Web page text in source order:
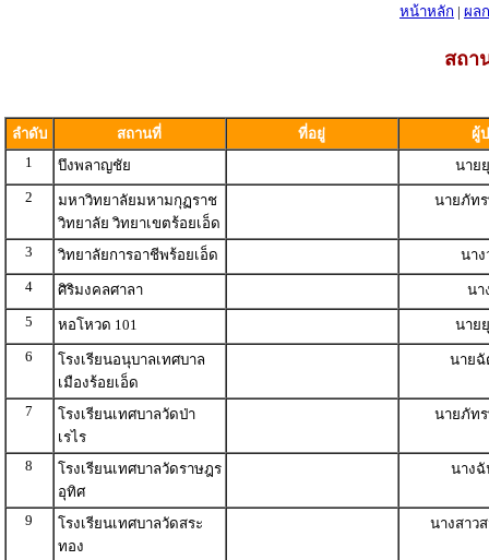
หน้าหลัก | ผล
สถา
ลำดับ สถานที่ ที่อยู่
ผู้
1
บึงพลาญชัย
นาย
2
มหาวิทยาลัยมหามกุฏราช
วิทยาลัย วิทยาเขตร้อยเอ็ด
นายภัท
3 วิทยาลัยการอาชีพร้อยเอ็ด
นาง
4
ศิริมงคลศาลา
นา
5
หอโหวด 101
นาย
6
โรงเรียนอนุบาลเทศบาล
เมืองร้อยเอ็ด
นายฉั
7
โรงเรียนเทศบาลวัดป่า
เรไร
นายภัท
8
โรงเรียนเทศบาลวัดราษฎร
อุทิศ
นางฉั
9
โรงเรียนเทศบาลวัดสระ
ทอง
นางสาว